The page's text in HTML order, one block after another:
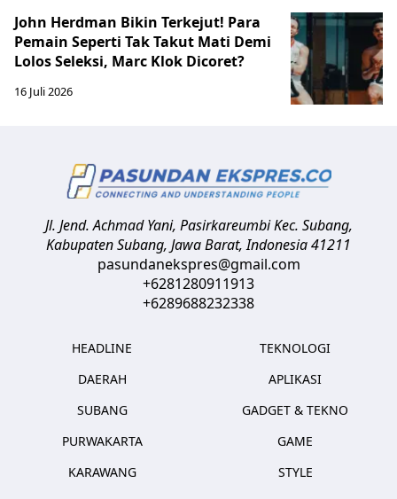
John Herdman Bikin Terkejut! Para
Pemain Seperti Tak Takut Mati Demi
Lolos Seleksi, Marc Klok Dicoret?
16 Juli 2026
Jl. Jend. Achmad Yani, Pasirkareumbi Kec. Subang,
Kabupaten Subang, Jawa Barat,Indonesia41211
pasundanekspres@gmail.com
+6281280911913
+6289688232338
HEADLINE
DAERAH
SUBANG
PURWAKARTA
KARAWANG
TEKNOLOGI
APLIKASI
GADGET & TEKNO
GAME
STYLE